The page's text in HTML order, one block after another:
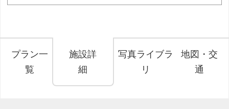
プラン一
覧
施設詳
細
写真ライブラ
リ
地図・交
通